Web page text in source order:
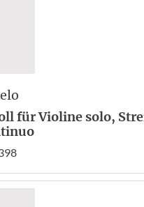
für Violine solo,